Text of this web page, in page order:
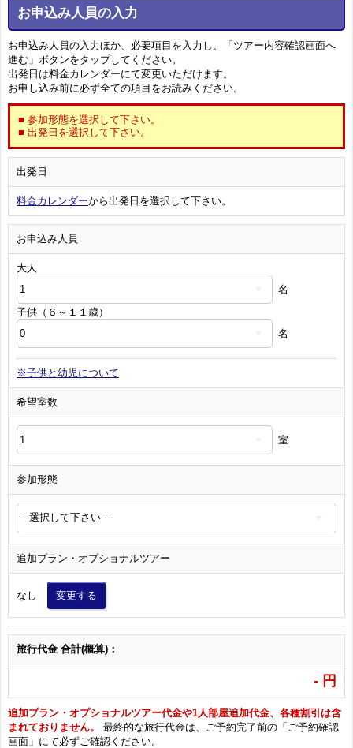
お申込み人員の入力
お申込み人員の入力ほか、必要項目を入力し、「ツアー内容確認画面へ
進む」ボタンをタップしてください。
出発日は料金カレンダーにて変更いただけます。
お申し込み前に必ず全ての項目をお読みください。
■ 参加形態を選択して下さい。
■ 出発日を選択して下さい。
出発日
料金カレンダーから出発日を選択して下さい。
お申込み人員
大人
名
子供（６～１１歳）
名
※子供と幼児について
希望室数
室
参加形態
追加プラン・オプショナルツアー
なし 変更する
旅行代金 合計(概算)：
- 円
追加プラン・オプショナルツアー代金や1人部屋追加代金、各種割引は含
まれておりません。
最終的な旅行代金は、ご予約完了前の「ご予約確認
画面」にて必ずご確認ください。